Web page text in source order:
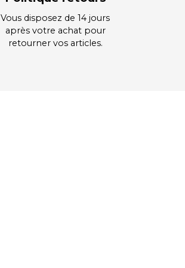
Vous disposez de 14 jours
après votre achat pour
retourner vos articles.